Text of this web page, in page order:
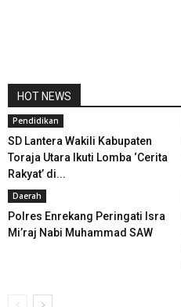
HOT NEWS
Pendidikan
SD Lantera Wakili Kabupaten
Toraja Utara Ikuti Lomba ‘Cerita
Rakyat’ di...
Daerah
Polres Enrekang Peringati Isra
Mi’raj Nabi Muhammad SAW